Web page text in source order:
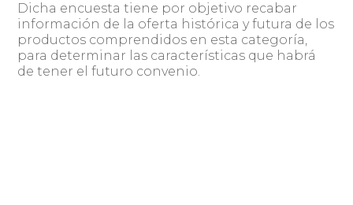
Dicha encuesta tiene por objetivo recabar
información de la oferta histórica y futura de los
productos comprendidos en esta categoría,
para determinar las características que habrá
de tener el futuro convenio.